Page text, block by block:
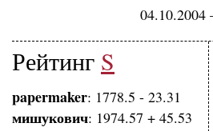
Рейтинг S
papermaker: 1778.5 - 23.31
мишукович: 1974.57 + 45.53